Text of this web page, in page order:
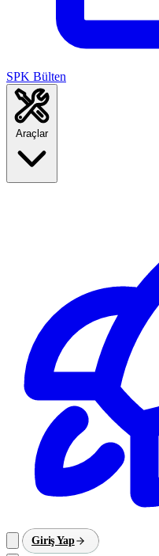
SPK Bülten
Araçlar
Giriş Yap